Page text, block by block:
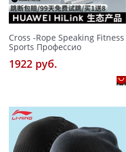
Cross -Rope Speaking Fitness
Sports Профессио
1922 pуб.